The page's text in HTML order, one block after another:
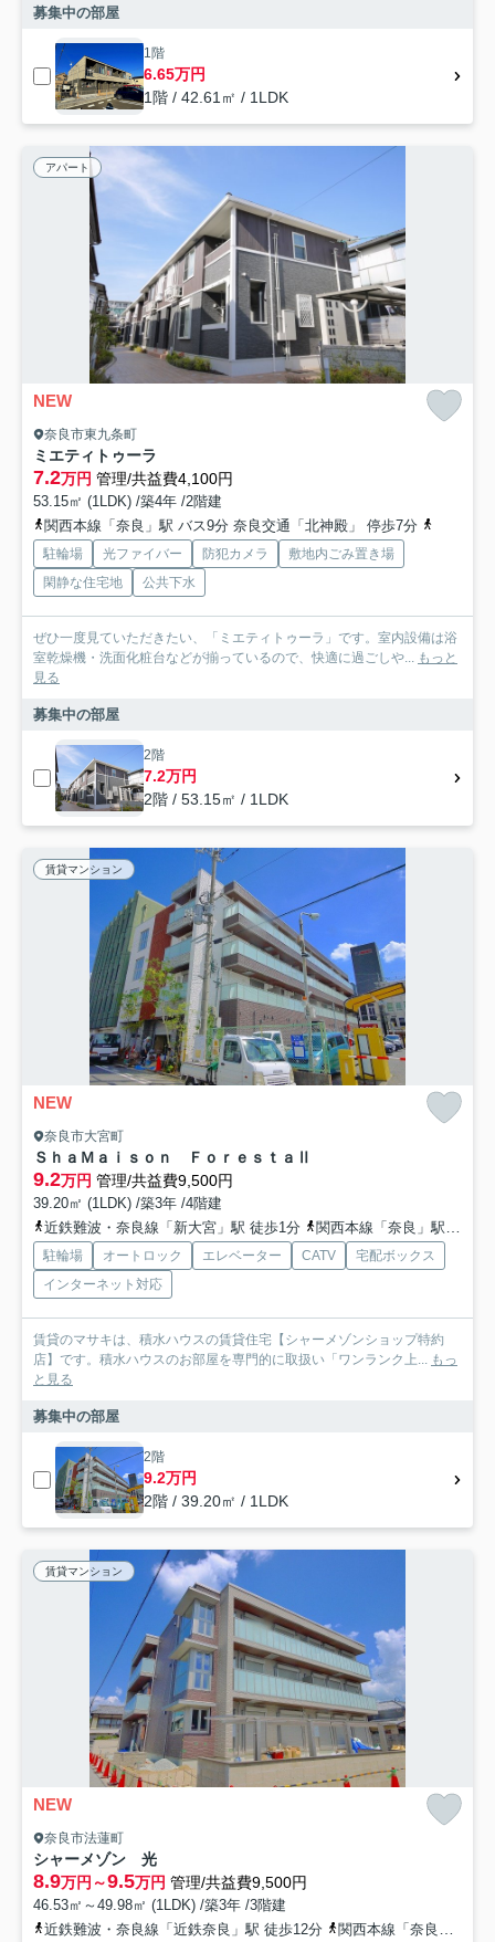
募集中の部屋
1階
6.65万円
1階 / 42.61㎡ / 1LDK
アパート
NEW
奈良市東九条町
ミエティトゥーラ
7.2万円 管理/共益費4,100円
53.15㎡ (1LDK) /築4年 /2階建
関西本線「奈良」駅 バス9分 奈良交通「北神殿」 停歩7分
駐輪場 光ファイバー 防犯カメラ
敷地内ごみ置き場
閑静な住宅地
公共下水
ぜひ一度見ていただきたい、「ミエティトゥーラ」です。室内設備は浴
室乾燥機・洗面化粧台などが揃っているので、快適に過ごしや... もっと
見る
募集中の部屋
2階
7.2万円
2階 / 53.15㎡ / 1LDK
賃貸マンション
NEW
奈良市大宮町
ＳｈａＭａｉｓｏｎ ＦｏｒｅｓｔａⅡ
9.2万円 管理/共益費9,500円
39.20㎡ (1LDK) /築3年 /4階建
近鉄難波・奈良線「新大宮」駅 徒歩1分
関西本線「奈良」駅 徒歩15分
駐輪場 オートロック エレベーター CATV
宅配ボックス
インターネット対応
賃貸のマサキは、積水ハウスの賃貸住宅【シャーメゾンショップ特約
店】です。積水ハウスのお部屋を専門的に取扱い「ワンランク上... もっ
と見る
募集中の部屋
2階
9.2万円
2階 / 39.20㎡ / 1LDK
賃貸マンション
NEW
奈良市法蓮町
シャーメゾン 光
8.9万円～9.5万円 管理/共益費9,500円
46.53㎡～49.98㎡ (1LDK) /築3年 /3階建
近鉄難波・奈良線「近鉄奈良」駅 徒歩12分
関西本線「奈良」駅 徒歩23分